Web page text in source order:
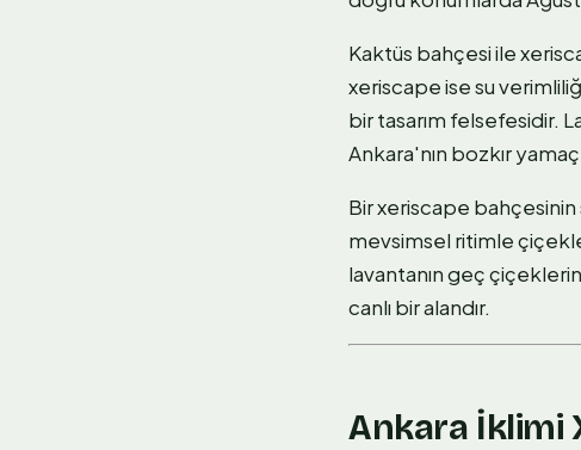
Kaktüs bahçesi ile
xeriscape ise su
bir tasarım felsefesidir.
Ankara'nın bozkır
Bir xeriscape
mevsimsel ritimle
lavantanın geç
canlı bir alandır.
Ankara İklimi